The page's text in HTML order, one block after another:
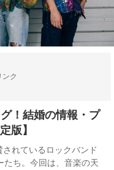
ク
！結婚の情報・プ
版】
れているロックバンド
たち。今回は、音楽の天